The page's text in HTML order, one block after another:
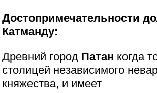
Достопримечательности
Катманду:
Древний город Патан когда
столицей независимого
княжества, и имеет